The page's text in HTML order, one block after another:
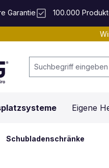
Garantie 100.000
Eigene
Schubladenschränke